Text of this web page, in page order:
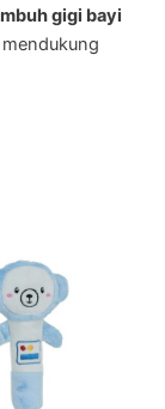
gigi bayi